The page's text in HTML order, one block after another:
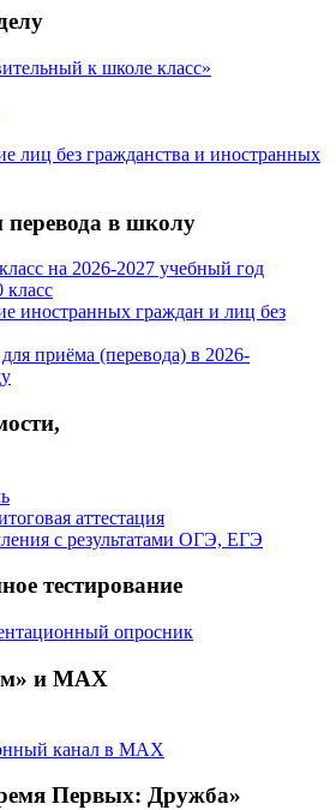
к школе класс»
лиц без гражданства и иностранных
в школу
на 2026-2027 учебный год
класс
иностранных граждан и лиц без
приёма (перевода) в 2026-
аттестация
с результатами ОГЭ, ЕГЭ
тестирование
опросник
и MAX
канал в MAX
Первых: Дружба»